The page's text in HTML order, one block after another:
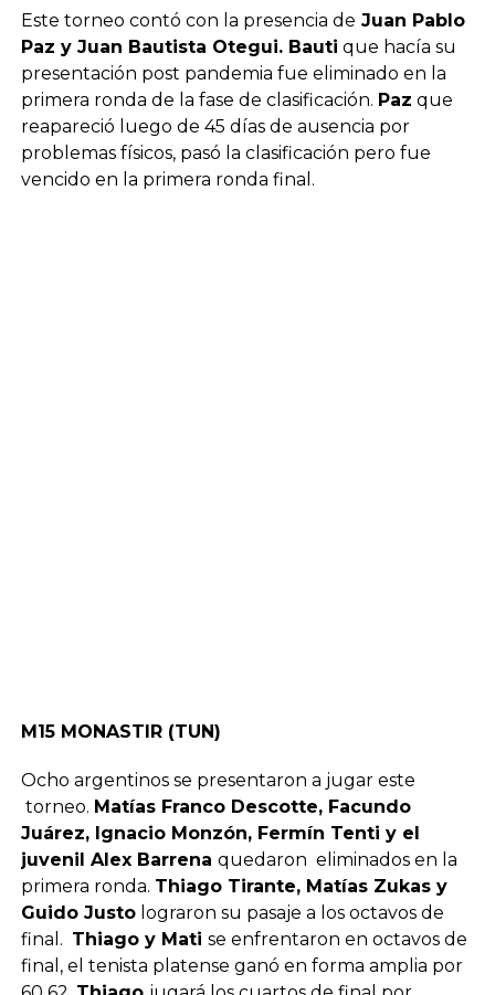
Este torneo contó con la presencia de Juan Pablo
Paz y Juan Bautista Otegui. Bauti que hacía su
presentación post pandemia fue eliminado en la
primera ronda de la fase de clasificación. Paz que
reapareció luego de 45 días de ausencia por
problemas físicos, pasó la clasificación pero fue
vencido en la primera ronda final.
M15 MONASTIR (TUN)
Ocho argentinos se presentaron a jugar este
torneo. Matías Franco Descotte, Facundo
Juárez, Ignacio Monzón, Fermín Tenti y el
juvenil Alex Barrena quedaron eliminados en la
primera ronda. Thiago Tirante, Matías Zukas y
Guido Justolograron su pasaje a los octavos de
final. Thiago y Mati se enfrentaron en octavos de
final, el tenista platense ganó en forma amplia por